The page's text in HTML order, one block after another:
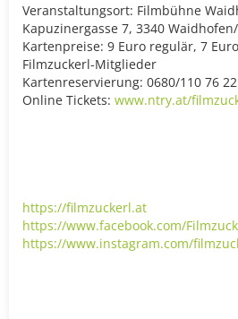
Veranstaltungsort: Filmbühne
Kapuzinergasse 7, 3340
Kartenpreise: 9 Euro regulär, 7
Filmzuckerl-Mitglieder
Kartenreservierung: 0680/110 76 22
Online Tickets: www.ntry.at/
https://filmzuckerl.at
https://www.facebook.com/
https://www.instagram.com/